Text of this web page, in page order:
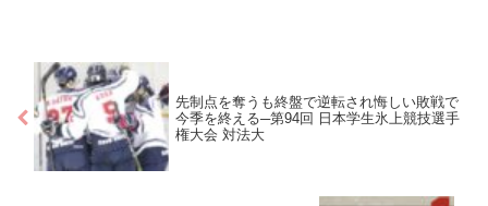
先制点を奪うも終盤で逆転され悔しい敗戦で
今季を終える─第94回 日本学生氷上競技選手
権大会 対法大